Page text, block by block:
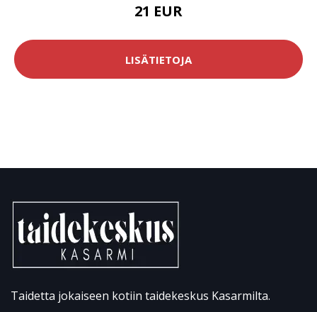
21 EUR
LISÄTIETOJA
Taidetta jokaiseen kotiin taidekeskus Kasarmilta.